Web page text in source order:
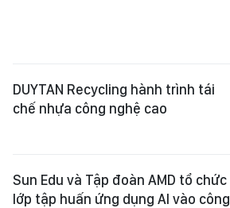
DUYTAN Recycling hành trình tái
chế nhựa công nghệ cao
Sun Edu và Tập đoàn AMD tổ chức
lớp tập huấn ứng dụng AI vào công